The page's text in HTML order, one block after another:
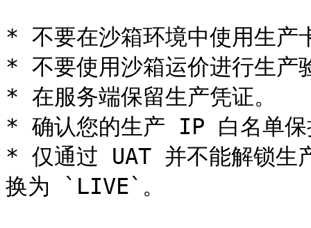
* 不要在沙箱环境中使用生产
* 不要使用沙箱运价进行生产
* 在服务端保留生产凭证。
* 确认您的生产 IP 白名单保
* 仅通过 UAT 并不能解锁生
换为 `LIVE`。